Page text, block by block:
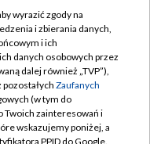
wyrazić zgody na
i zbierania danych,
i ich
danych osobowych przez
dalej również „TVP”),
pozostałych Zaufanych
(w tym do
Twoich zainteresowań i
wskazujemy poniżej, a
PPID do Google.